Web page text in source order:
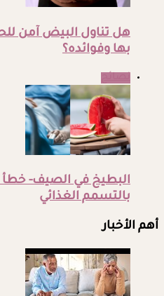
هل تناول البيض آمن
بها وفوائده؟
البطيخ في الصيف- خطأ
بالتسمم الغذائي
أهم الأخبار